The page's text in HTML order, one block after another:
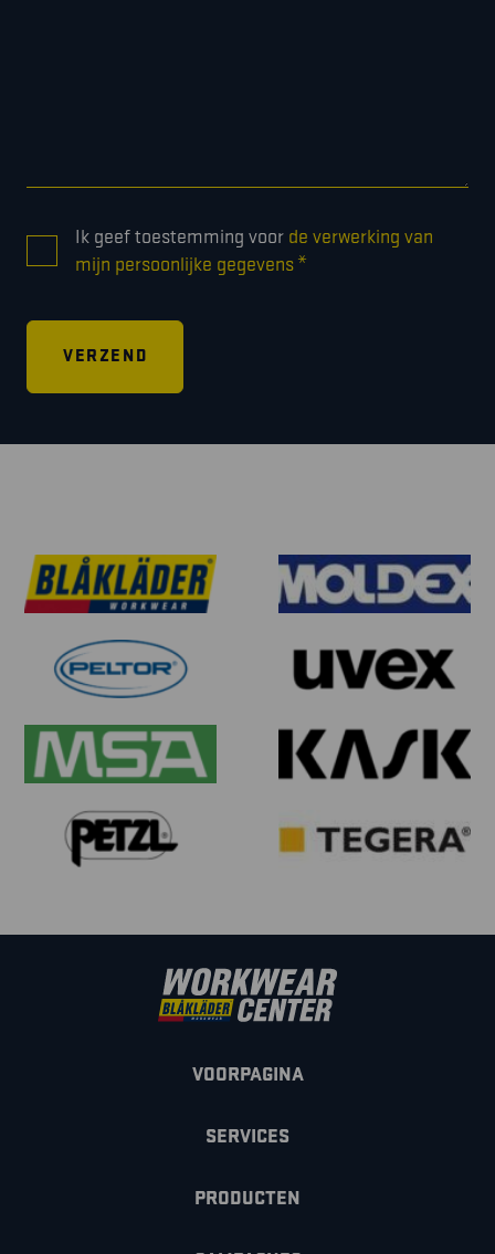
* Ik geef toestemming voor de verwerking van
mijn persoonlijke gegevens*
VOORPAGINA
SERVICES
PRODUCTEN